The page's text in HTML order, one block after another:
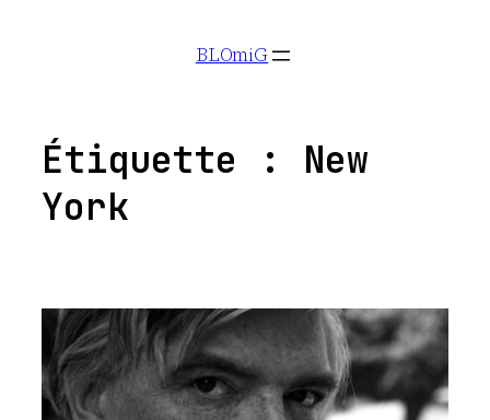
BLOmiG
Étiquette : New
York